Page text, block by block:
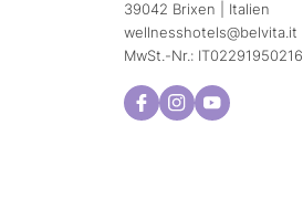
39042 Brixen | Italien
wellnesshotels@belvita.it
MwSt.-Nr.: IT02291950216